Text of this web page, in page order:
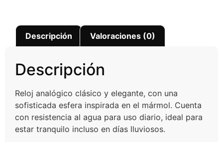
Descripción Valoraciones (0)
Descripción
Reloj analógico clásico y elegante, con una
sofisticada esfera inspirada en el mármol. Cuenta
con resistencia al agua para uso diario, ideal para
estar tranquilo incluso en días lluviosos.